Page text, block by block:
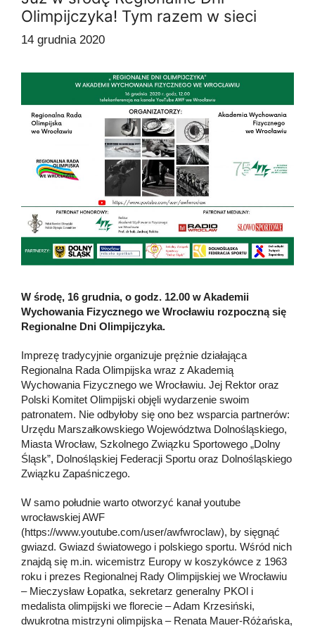
Olimpijczyka! Tym razem w sieci
14 grudnia 2020
W środę, 16 grudnia, o godz. 12.00 w Akademii
Wychowania Fizycznego we Wrocławiu rozpoczną się
Regionalne Dni Olimpijczyka.
Imprezę tradycyjnie organizuje prężnie działająca
Regionalna Rada Olimpijska wraz z Akademią
Wychowania Fizycznego we Wrocławiu. Jej Rektor oraz
Polski Komitet Olimpijski objęli wydarzenie swoim
patronatem. Nie odbyłoby się ono bez wsparcia partnerów:
Urzędu Marszałkowskiego Województwa Dolnośląskiego,
Miasta Wrocław, Szkolnego Związku Sportowego „Dolny
Śląsk”, Dolnośląskiej Federacji Sportu oraz Dolnośląskiego
Związku Zapaśniczego.
W samo południe warto otworzyć kanał youtube
wrocławskiej AWF
(https://www.youtube.com/user/awfwroclaw), by sięgnąć
gwiazd. Gwiazd światowego i polskiego sportu. Wśród nich
znajdą się m.in. wicemistrz Europy w koszykówce z 1963
roku i prezes Regionalnej Rady Olimpijskiej we Wrocławiu
– Mieczysław Łopatka, sekretarz generalny PKOl i
medalista olimpijski we florecie – Adam Krzesiński,
dwukrotna mistrzyni olimpijska – Renata Mauer-Różańska,